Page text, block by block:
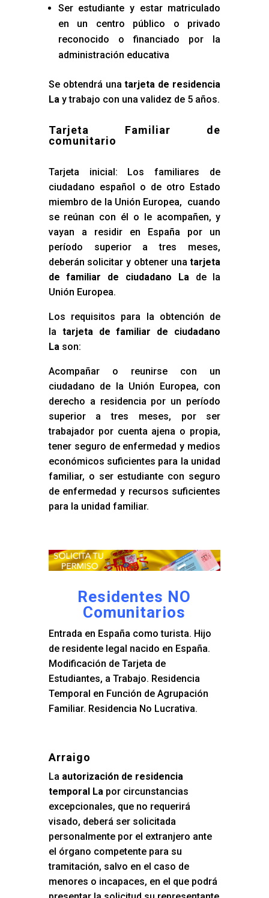
Ser estudiante y estar matriculado
en un centro público o privado
reconocido o financiado por la
administración educativa
Se obtendrá unatarjeta de residencia
La y trabajo con una validez de 5 años.
Tarjeta Familiar de
comunitario
Tarjeta inicial: Los familiares de
ciudadano español o de otro Estado
miembro de la Unión Europea, cuando
se reúnan con él o le acompañen, y
vayan a residir en España por un
período superior a tres meses,
deberán solicitar y obtener unatarjeta
de familiar de ciudadano La de la
Unión Europea.
Los requisitos para la obtención de
la tarjeta de familiar de ciudadano
La son:
Acompañar o reunirse con un
ciudadano de la Unión Europea, con
derecho a residencia por un período
superior a tres meses, por ser
trabajador por cuenta ajena o propia,
tener seguro de enfermedad y medios
económicos suficientes para la unidad
familiar, o ser estudiante con seguro
de enfermedad y recursos suficientes
para la unidad familiar.
Residentes NO
Comunitarios
Entrada en España como turista. Hijo
de residente legal nacido en España.
Modificación de Tarjeta de
Estudiantes, a Trabajo. Residencia
Temporal en Función de Agrupación
Familiar. Residencia No Lucrativa.
Arraigo
La autorización de residencia
temporal Lapor circunstancias
excepcionales, que no requerirá
visado, deberá ser solicitada
personalmente por el extranjero ante
el órgano competente para su
tramitación, salvo en el caso de
menores o incapaces, en el que podrá